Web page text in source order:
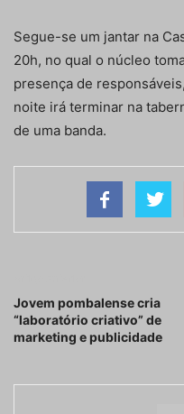
Segue-se um jantar na
20h, no qual o núcleo
presença de
noite irá terminar na
de uma banda.
Jovem pombalense cria
“laboratório criativo” de
marketing e publicidade